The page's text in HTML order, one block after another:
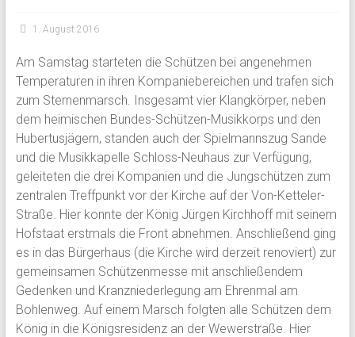
1. August 2016
Am Samstag starteten die Schützen bei angenehmen
Temperaturen in ihren Kompaniebereichen und trafen sich
zum Sternenmarsch. Insgesamt vier Klangkörper, neben
dem heimischen Bundes-Schützen-Musikkorps und den
Hubertusjägern, standen auch der Spielmannszug Sande
und die Musikkapelle Schloss-Neuhaus zur Verfügung,
geleiteten die drei Kompanien und die Jungschützen zum
zentralen Treffpunkt vor der Kirche auf der Von-Ketteler-
Straße. Hier konnte der König Jürgen Kirchhoff mit seinem
Hofstaat erstmals die Front abnehmen. Anschließend ging
es in das Bürgerhaus (die Kirche wird derzeit renoviert) zur
gemeinsamen Schützenmesse mit anschließendem
Gedenken und Kranzniederlegung am Ehrenmal am
Bohlenweg. Auf einem Marsch folgten alle Schützen dem
König in die Königsresidenz an der Wewerstraße. Hier